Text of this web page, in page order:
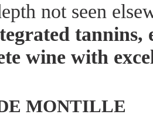
not seen
tannins,
wine with
MONTILLE